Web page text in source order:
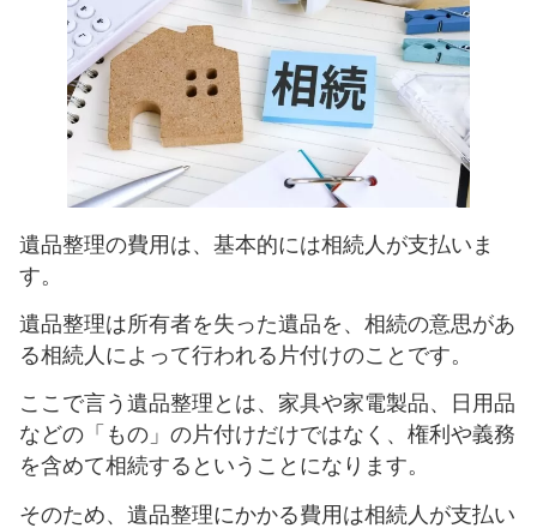
遺品整理の費用は、基本的には相続人が支払いま
す。
遺品整理は所有者を失った遺品を、相続の意思があ
る相続人によって行われる片付けのことです。
ここで言う遺品整理とは、家具や家電製品、日用品
などの「もの」の片付けだけではなく、権利や義務
を含めて相続するということになります。
そのため、遺品整理にかかる費用は相続人が支払い
サービス提供会社
サービスお問い合わせ先